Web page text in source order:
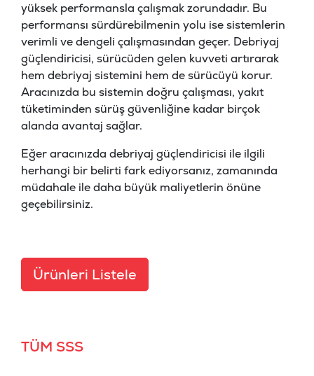
yüksek performansla çalışmak zorundadır. Bu
performansı sürdürebilmenin yolu ise sistemlerin
verimli ve dengeli çalışmasından geçer. Debriyaj
güçlendiricisi, sürücüden gelen kuvveti artırarak
hem debriyaj sistemini hem de sürücüyü korur.
Aracınızda bu sistemin doğru çalışması, yakıt
tüketiminden sürüş güvenliğine kadar birçok
alanda avantaj sağlar.
Eğer aracınızda debriyaj güçlendiricisi ile ilgili
herhangi bir belirti fark ediyorsanız, zamanında
müdahale ile daha büyük maliyetlerin önüne
geçebilirsiniz.
Ürünleri Listele
TÜM SSS